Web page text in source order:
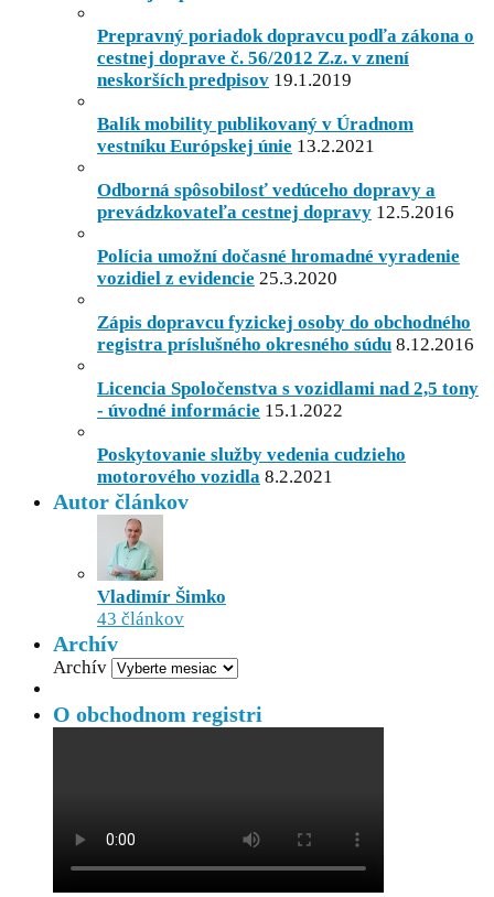
Prepravný poriadok dopravcu podľa zákona o
cestnej doprave č. 56/2012 Z.z. v znení
neskorších predpisov 19.1.2019
Balík mobility publikovaný v Úradnom
vestníku Európskej únie 13.2.2021
Odborná spôsobilosť vedúceho dopravy a
prevádzkovateľa cestnej dopravy 12.5.2016
Polícia umožní dočasné hromadné vyradenie
vozidiel z evidencie 25.3.2020
Zápis dopravcu fyzickej osoby do obchodného
registra príslušného okresného súdu 8.12.2016
Licencia Spoločenstva s vozidlami nad 2,5 tony
- úvodné informácie 15.1.2022
Poskytovanie služby vedenia cudzieho
motorového vozidla 8.2.2021
Autor článkov
Vladimír Šimko
43 článkov
Archív
Archív
O obchodnom registri